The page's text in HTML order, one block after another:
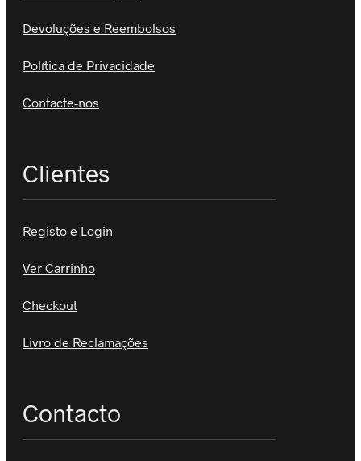
Devoluções e Reembolsos
Política de Privacidade
Contacte-nos
Clientes
Registo e Login
Ver Carrinho
Checkout
Livro de Reclamações
Contacto